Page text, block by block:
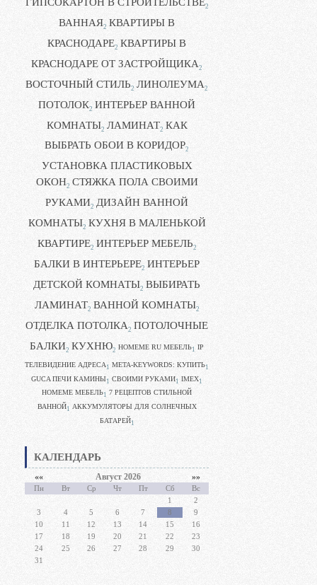
2
ВАННАЯ2 КВАРТИРЫ В
КРАСНОДАРЕ2 КВАРТИРЫ В
КРАСНОДАРЕ ОТ ЗАСТРОЙЩИКА2
ВОСТОЧНЫЙ СТИЛЬ2 ЛИНОЛЕУМА2
ПОТОЛОК2 ИНТЕРЬЕР ВАННОЙ
КОМНАТЫ2 ЛАМИНАТ2 КАК
ВЫБРАТЬ ОБОИ В КОРИДОР2
УСТАНОВКА ПЛАСТИКОВЫХ
ОКОН2 СТЯЖКА ПОЛА СВОИМИ
РУКАМИ2 ДИЗАЙН ВАННОЙ
КОМНАТЫ2 КУХНЯ В МАЛЕНЬКОЙ
КВАРТИРЕ2 ИНТЕРЬЕР МЕБЕЛЬ2
БАЛКИ В ИНТЕРЬЕРЕ2 ИНТЕРЬЕР
ДЕТСКОЙ КОМНАТЫ2 ВЫБИРАТЬ
ЛАМИНАТ2 ВАННОЙ КОМНАТЫ2
ОТДЕЛКА ПОТОЛКА2 ПОТОЛОЧНЫЕ
БАЛКИ2 КУХНЮ2 HOMEME RU МЕБЕЛЬ1 IP
ТЕЛЕВИДЕНИЕ АДРЕСА 1 META-KEYWORDS: КУПИТЬ1
GUCA ПЕЧИ КАМИНЫ1 CВОИМИ РУКАМИ1 IMEX1
HOMEME МЕБЕЛЬ1 7 РЕЦЕПТОВ СТИЛЬНОЙ
ВАННОЙ1 АККУМУЛЯТОРЫ ДЛЯ СОЛНЕЧНЫХ
БАТАРЕЙ1
КАЛЕНДАРЬ
«« Август 2026 »»
Пн Вт Ср Чт Пт Сб
Вс
1
2
3
4 5 6 7 8
9
10
11 12 13 14 15
16
17
18 19 20 21 22
23
24
25 26 27 28 29
30
31